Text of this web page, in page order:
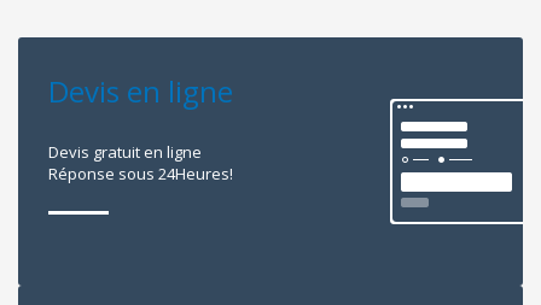
Devis en ligne
Devis gratuit en ligne
Réponse sous 24Heures!